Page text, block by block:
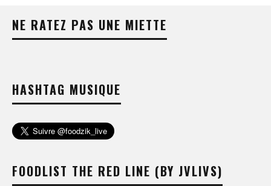
NE RATEZ PAS UNE MIETTE
HASHTAG MUSIQUE
FOODLIST THE RED LINE (BY JVLIVS)